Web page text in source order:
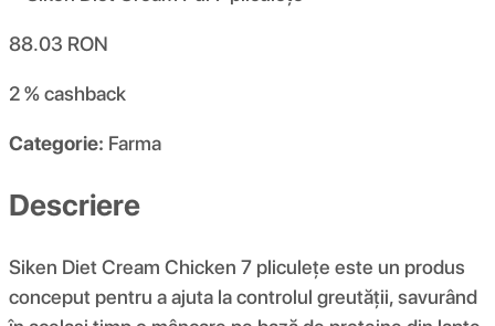
88.03 RON
2 %cashback
Categorie: Farma
Descriere
Siken Diet Cream Chicken 7 pliculețe este un produs
conceput pentru a ajuta la controlul greutății, savurând